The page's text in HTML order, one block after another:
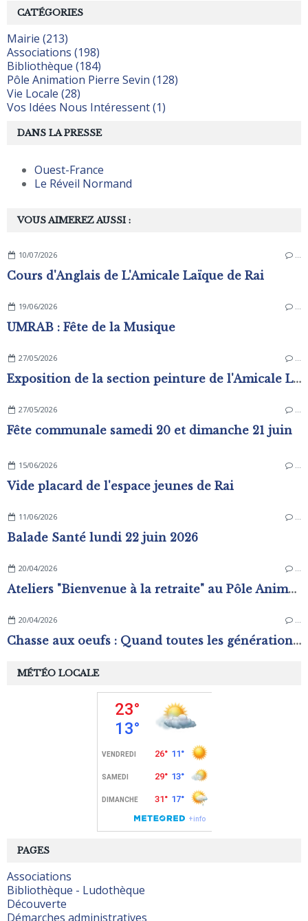
VOUS AIMEREZ AUSSI :
10/07/2026 …
Cours d'Anglais de L'Amicale Laïque de Rai
19/06/2026 …
UMRAB : Fête de la Musique
27/05/2026 …
Exposition de la section peinture de l'Amicale Laïque
27/05/2026 …
Fête communale samedi 20 et dimanche 21 juin
15/06/2026 …
Vide placard de l'espace jeunes de Rai
11/06/2026 …
Balade Santé lundi 22 juin 2026
20/04/2026 …
Ateliers "Bienvenue à la retraite" au Pôle Animation Pierre Sévin
20/04/2026 …
Chasse aux oeufs : Quand toutes les générations s'amusent !
PAGES
Associations
Bibliothèque - Ludothèque
Découverte
Démarches administratives
CATÉGORIES
Mairie (213)
Associations (198)
Bibliothèque (184)
Pôle Animation Pierre Sevin (128)
Vie Locale (28)
Vos Idées Nous Intéressent (1)
MÉTÉO LOCALE
DANS LA PRESSE
Ouest-France
Le Réveil Normand